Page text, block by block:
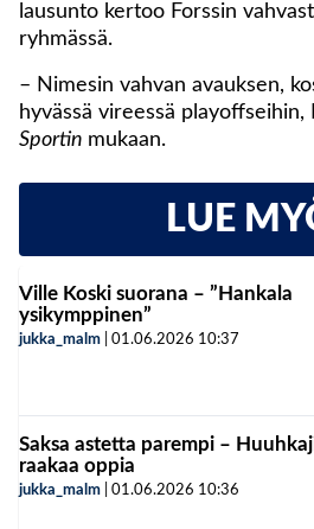
lausunto kertoo Forssin
ryhmässä.
– Nimesin vahvan avauksen,
hyvässä vireessä playoffseihin,
Sportin mukaan.
LUE
Ville Koski suorana – ”Hankala
ysikymppinen”
jukka_malm 01.06.2026 10:37
Saksa astetta parempi –
raakaa oppia
jukka_malm 01.06.2026 10:36